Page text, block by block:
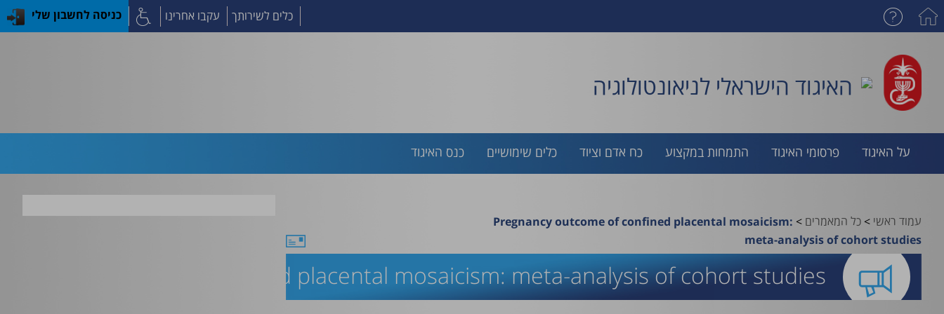
כלים לשירותך עקבו אחרינו כניסה לחשבון שלי
האיגוד הישראלי לניאונטולוגיה
על האיגוד פרסומי האיגוד התמחות במקצוע כח אדם וציוד כלים שימושיים כנס האיגוד
עמוד ראשי>כל המאמרים>
Pregnancy outcome of confined placental mosaicism:
meta-analysis of cohort studies
outcome of confined placental mosaicism: meta-analysis of cohort studies